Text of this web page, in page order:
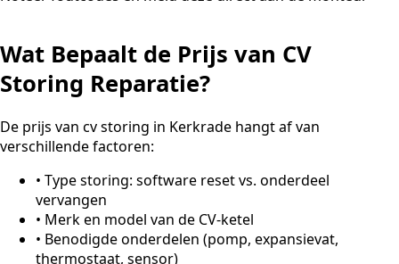
Wat Bepaalt de Prijs van CV
Storing Reparatie?
De prijs van cv storing in Kerkrade hangt af van
verschillende factoren:
• Type storing: software reset vs. onderdeel
vervangen
• Merk en model van de CV-ketel
• Benodigde onderdelen (pomp, expansievat,
thermostaat, sensor)